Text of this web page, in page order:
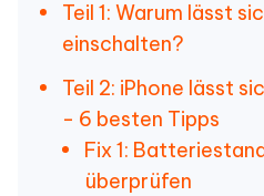
Teil 1: Warum lässt
einschalten?
Teil 2: iPhone lässt
- 6 besten Tipps
Fix 1:
überprüfen